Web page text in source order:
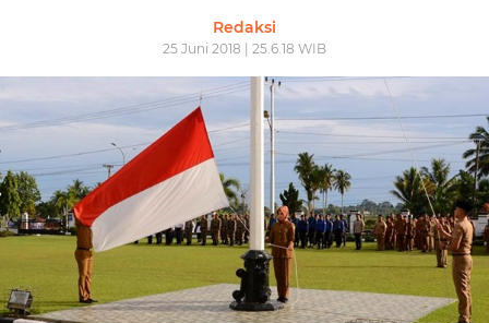
Redaksi
25 Juni 2018 | 25.6.18 WIB